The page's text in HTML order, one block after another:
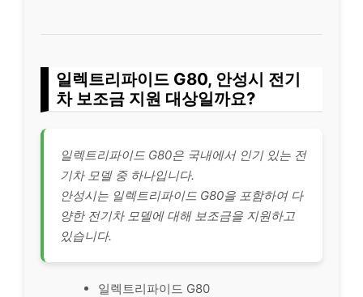
일렉트리파이드 G80, 안성시 전기
차 보조금 지원 대상일까요?
일렉트리파이드 G80은 국내에서 인기 있는 전
기차 모델 중 하나입니다.
안성시는 일렉트리파이드 G80을 포함하여 다
양한 전기차 모델에 대해 보조금을 지원하고
있습니다.
일렉트리파이드 G80